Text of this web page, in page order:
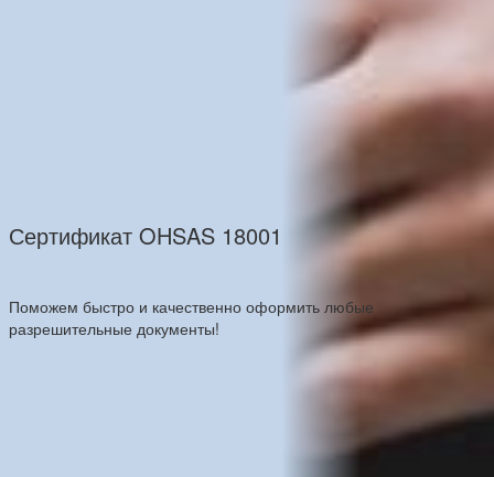
Сертификат OHSAS 18001
Поможем быстро и качественно оформить любые
разрешительные документы!